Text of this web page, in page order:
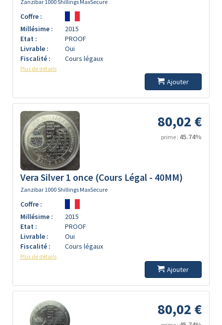
Zanzibar 1000 Shillings MaxSecure
Coffre :
Millésime :
2015
Etat :
PROOF
Livrable :
Oui
Fiscalité :
Cours légaux
Plus de détails
Ajouter
80,02 €
prime : 45.74%
Vera Silver 1 once (Cours Légal - 40MM)
Zanzibar 1000 Shillings MaxSecure
Coffre :
Millésime :
2015
Etat :
PROOF
Livrable :
Oui
Fiscalité :
Cours légaux
Plus de détails
Ajouter
80,02 €